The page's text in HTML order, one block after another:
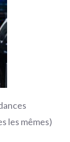
les mêmes)